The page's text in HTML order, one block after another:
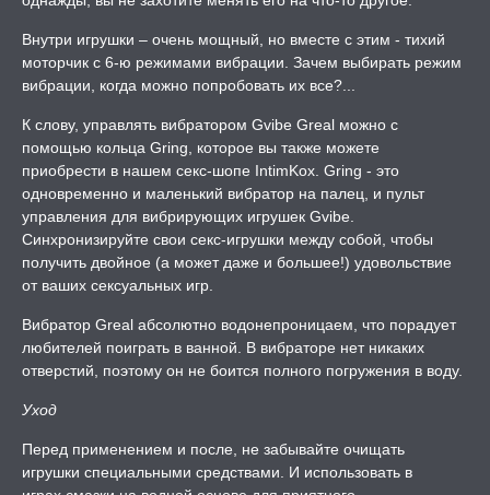
Внутри игрушки – очень мощный, но вместе с этим - тихий
моторчик с 6-ю режимами вибрации. Зачем выбирать режим
вибрации, когда можно попробовать их все?...
К слову, управлять вибратором Gvibe Greal можно с
помощью кольца Gring, которое вы также можете
приобрести в нашем секс-шопе IntimKox. Gring - это
одновременно и маленький вибратор на палец, и пульт
управления для вибрирующих игрушек Gvibe.
Синхронизируйте свои секс-игрушки между собой, чтобы
получить двойное (а может даже и большее!) удовольствие
от ваших сексуальных игр.
Вибратор Greal абсолютно водонепроницаем, что порадует
любителей поиграть в ванной. В вибраторе нет никаких
отверстий, поэтому он не боится полного погружения в воду.
Уход
Перед применением и после, не забывайте очищать
игрушки специальными средствами. И использовать в